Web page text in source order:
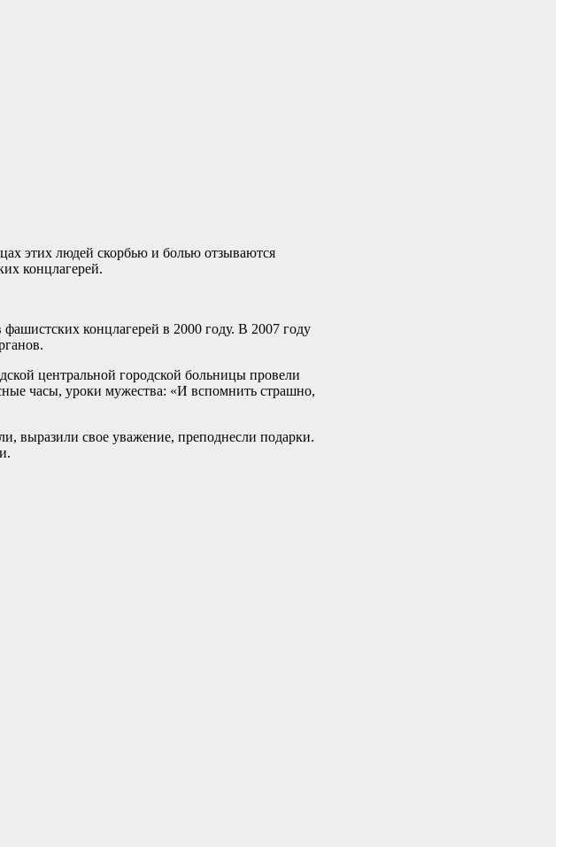
этих людей скорбью и болью отзываются
концлагерей.
концлагерей в 2000 году. В 2007 году
центральной городской больницы провели
часы, уроки мужества: «И вспомнить страшно,
выразили свое уважение, преподнесли подарки.